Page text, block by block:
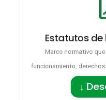
Estatutos
Marco normativo
funcionamiento,
↓